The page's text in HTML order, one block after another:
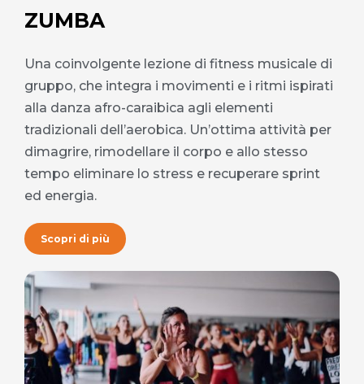
ZUMBA
Una coinvolgente lezione di fitness musicale di
gruppo, che integra i movimenti e i ritmi ispirati
alla danza afro-caraibica agli elementi
tradizionali dell’aerobica. Un’ottima attività per
dimagrire, rimodellare il corpo e allo stesso
tempo eliminare lo stress e recuperare sprint
ed energia.
Scopri di più